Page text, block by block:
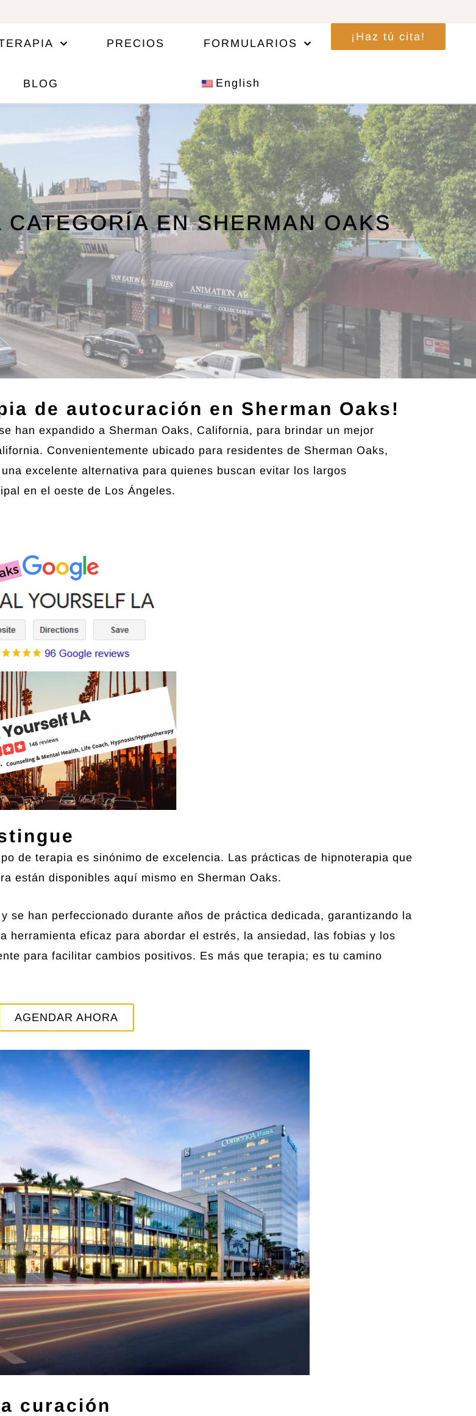
PRECIOS FORMULARIOS
BLOG English
¡Haz tú cita!
EN SHERMAN OAKS
de autocuración en Sherman Oaks!
han expandido a Sherman Oaks, California, para brindar un mejor
Convenientemente ubicado para residentes de Sherman Oaks,
excelente alternativa para quienes buscan evitar los largos
en el oeste de Los Ángeles.
de terapia es sinónimo de excelencia. Las prácticas de hipnoterapia que
están disponibles aquí mismo en Sherman Oaks.
se han perfeccionado durante años de práctica dedicada, garantizando la
herramienta eficaz para abordar el estrés, la ansiedad, las fobias y los
para facilitar cambios positivos. Es más que terapia; es tu camino
AGENDAR AHORA
curación